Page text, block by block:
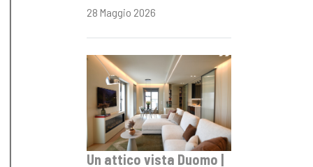
28 Maggio 2026
Un attico vista Duomo |